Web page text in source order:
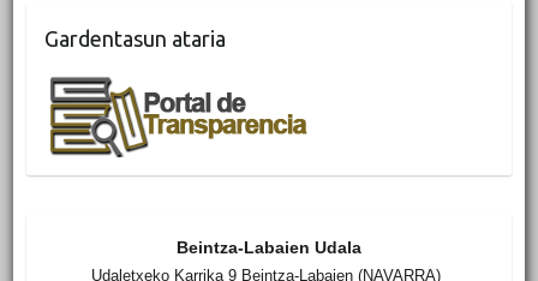
Gardentasun ataria
Beintza-Labaien Udala
Udaletxeko Karrika 9 Beintza-Labaien (NAVARRA)